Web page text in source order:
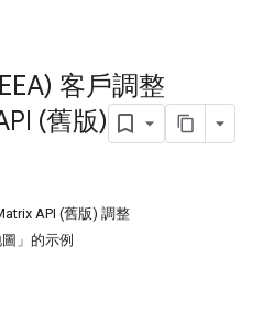
客戶調整
(舊版)
API (舊版) 調整
」的示例